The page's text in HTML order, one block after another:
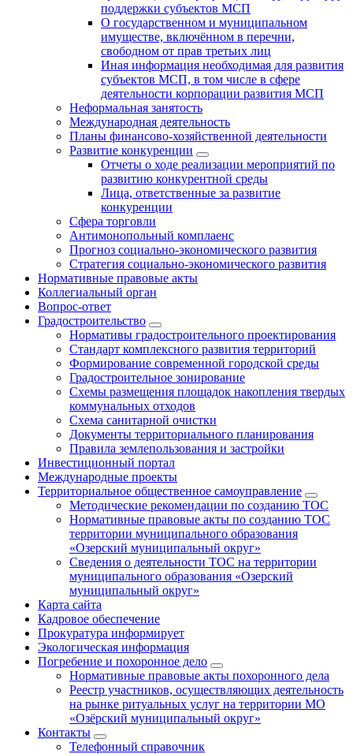
поддержки субъектов МСП
О государственном и муниципальном
имуществе, включённом в перечни,
свободном от прав третьих лиц
Иная информация необходимая для развития
субъектов МСП, в том числе в сфере
деятельности корпорации развития МСП
Неформальная занятость
Международная деятельность
Планы финансово-хозяйственной деятельности
Развитие конкуренции
Отчеты о ходе реализации мероприятий по
развитию конкурентной среды
Лица, ответственные за развитие
конкуренции
Сфера торговли
Антимонопольный комплаенс
Прогноз социально-экономического развития
Стратегия социально-экономического развития
Нормативные правовые акты
Коллегиальный орган
Вопрос-ответ
Градостроительство
Нормативы градостроительного проектирования
Стандарт комплексного развития территорий
Формирование современной городской среды
Градостроительное зонирование
Схемы размещения площадок накопления твердых
коммунальных отходов
Схема санитарной очистки
Документы территориального планирования
Правила землепользования и застройки
Инвестиционный портал
Международные проекты
Территориальное общественное самоуправление
Методические рекомендации по созданию ТОС
Нормативные правовые акты по созданию ТОС
территории муниципального образования
«Озерский муниципальный округ»
Сведения о деятельности ТОС на территории
муниципального образования «Озерский
муниципальный округ»
Карта сайта
Кадровое обеспечение
Прокуратура информирует
Экологическая информация
Погребение и похоронное дело
Нормативные правовые акты похоронного дела
Реестр участников, осуществляющих деятельность
на рынке ритуальных услуг на территории МО
«Озёрский муниципальный округ»
Контакты
Телефонный справочник